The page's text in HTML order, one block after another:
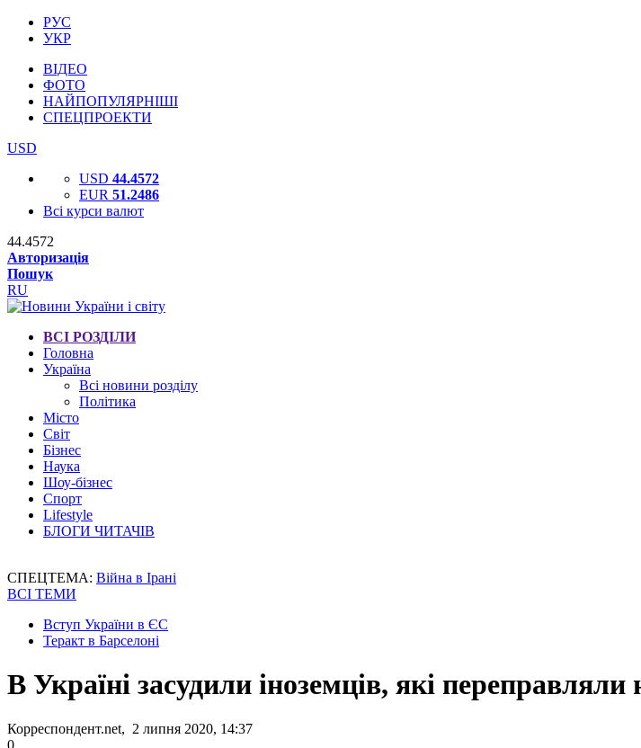
РУС
УКР
ВІДЕО
ФОТО
НАЙПОПУЛЯРНІШІ
СПЕЦПРОЕКТИ
USD
USD 44.4572
EUR 51.2486
Всі курси валют
44.4572
Авторизація
Пошук
RU
ВСІ РОЗДІЛИ
Головна
Україна
Всі новини розділу
Політика
Місто
Світ
Бізнес
Наука
Шоу-бізнес
Спорт
Lifestyle
БЛОГИ ЧИТАЧІВ
СПЕЦТЕМА: Війна в Ірані
ВСІ ТЕМИ
Вступ України в ЄС
Теракт в Барселоні
В Україні засудили іноземців, які
Корреспондент.net, 2 липня 2020, 14:37
0